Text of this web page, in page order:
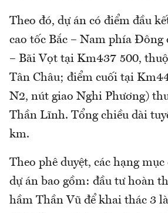
Theo đó, dự án có điểm đầu
cao tốc Bắc – Nam phía Đông
– Bãi Vọt tại Km437 500,
Tân Châu; điểm cuối tại
N2, nút giao Nghi Phương)
Thần Lĩnh. Tổng chiều dài
km.
Theo phê duyệt, các hạng
dự án bao gồm: đầu tư hoàn
hầm Thần Vũ để khai thác 3